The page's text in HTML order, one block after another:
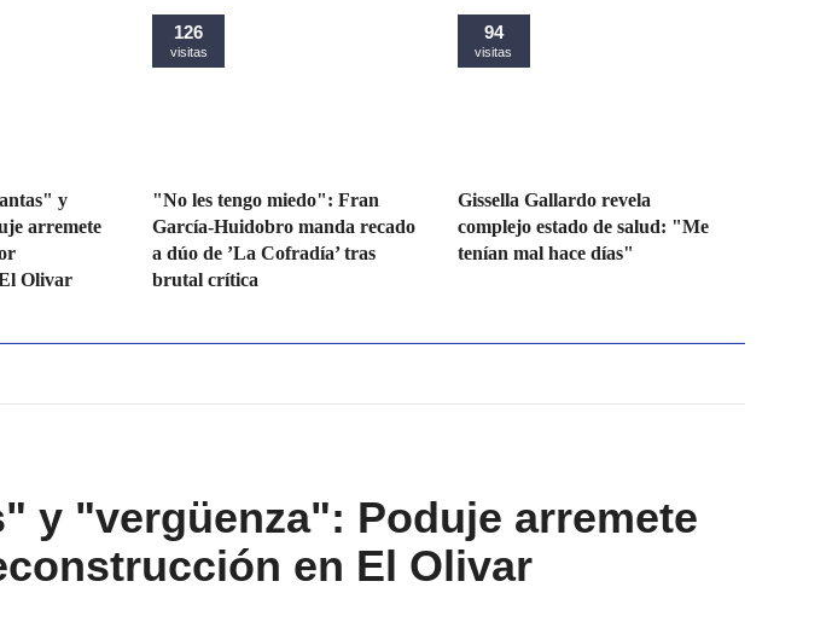
y
arremete
Olivar
126
visitas
"No les tengo miedo": Fran
García-Huidobro manda recado
a dúo de ’La Cofradía’ tras
brutal crítica
94
visitas
Gissella Gallardo revela
complejo estado de salud: "Me
tenían mal hace días"
y "vergüenza": Poduje arremete
en El Olivar